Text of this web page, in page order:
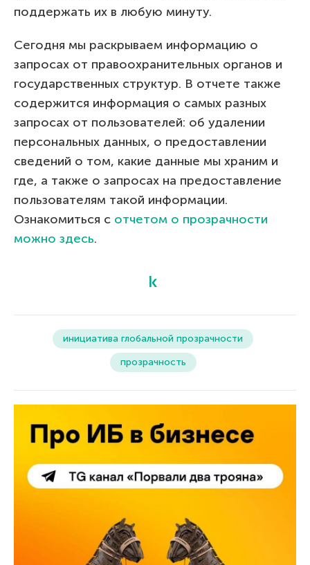
поддержать их в любую минуту.
Сегодня мы раскрываем информацию о
запросах от правоохранительных органов и
государственных структур. В отчете также
содержится информация о самых разных
запросах от пользователей: об удалении
персональных данных, о предоставлении
сведений о том, какие данные мы храним и
где, а также о запросах на предоставление
пользователям такой информации.
Ознакомиться с отчетом о прозрачности
можно здесь.
инициатива глобальной прозрачности
прозрачность